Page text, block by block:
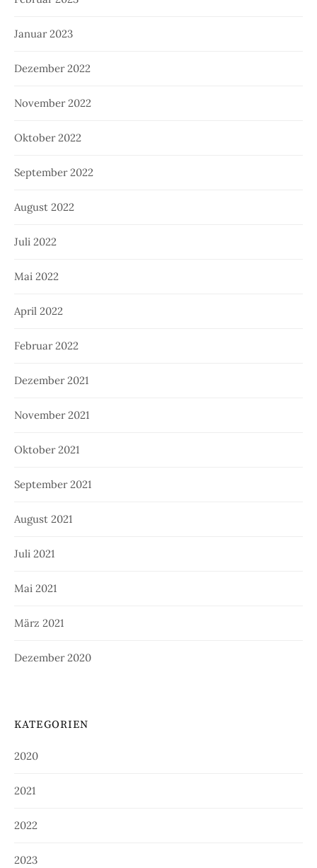
Januar 2023
Dezember 2022
November 2022
Oktober 2022
September 2022
August 2022
Juli 2022
Mai 2022
April 2022
Februar 2022
Dezember 2021
November 2021
Oktober 2021
September 2021
August 2021
Juli 2021
Mai 2021
März 2021
Dezember 2020
KATEGORIEN
2020
2021
2022
2023